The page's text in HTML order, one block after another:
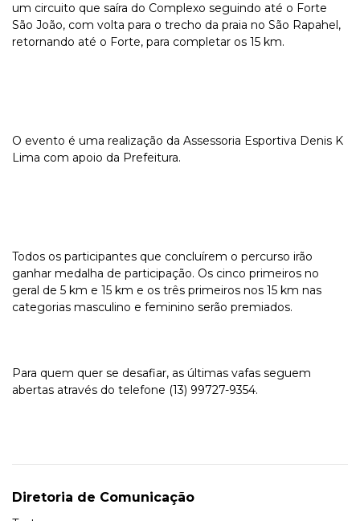
um circuito que saíra do Complexo seguindo até o Forte
São João, com volta para o trecho da praia no São Rapahel,
retornando até o Forte, para completar os 15 km.
O evento é uma realização da Assessoria Esportiva Denis K
Lima com apoio da Prefeitura.
Todos os participantes que concluírem o percurso irão
ganhar medalha de participação. Os cinco primeiros no
geral de 5 km e 15 km e os três primeiros nos 15 km nas
categorias masculino e feminino serão premiados.
Para quem quer se desafiar, as últimas vafas seguem
abertas através do telefone (13) 99727-9354.
Diretoria de Comunicação